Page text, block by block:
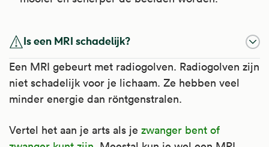
Is een MRI schadelijk?
Een MRI gebeurt met radiogolven. Radiogolven zijn
niet schadelijk voor je lichaam. Ze hebben veel
minder energie dan röntgenstralen.
Vertel het aan je arts als je zwanger bent of